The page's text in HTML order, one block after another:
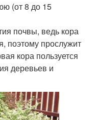
(от 8 до 15
почвы, ведь кора
поэтому прослужит
кора пользуется
деревьев и